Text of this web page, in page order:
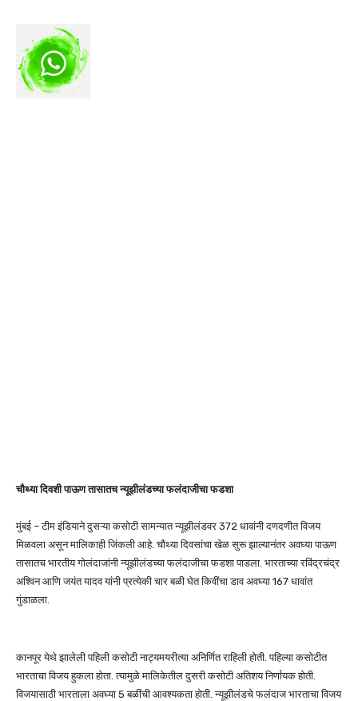
चौथ्या दिवशी पाऊण तासातच न्यूझीलंडच्या फलंदाजीचा फडशा
मुंबई – टीम इंडियाने दुसऱ्या कसोटी सामन्यात न्यूझीलंडवर 372 धावांनी दणदणीत विजय
मिळवला असून मालिकाही जिंकली आहे. चौथ्या दिवसांचा खेळ सुरू झाल्यानंतर अवघ्या पाऊण
तासातच भारतीय गोलंदाजांनी न्यूझीलंडच्या फलंदाजीचा फडशा पाडला. भारताच्या रविंद्रचंद्र
अश्विन आणि जयंत यादव यांनी प्रत्येकी चार बळी घेत किवींचा डाव अवघ्या 167 धावांत
गुंडाळला.
कानपूर येथे झालेली पहिली कसोटी नाट्यमयरीत्या अनिर्णित राहिली होती. पहिल्या कसोटीत
भारताचा विजय हुकला होता. त्यामुळे मालिकेतील दुसरी कसोटी अतिशय निर्णायक होती.
विजयासाठी भारताला अवघ्या 5 बळींची आवश्यकता होती. न्यूझीलंडचे फलंदाज भारताचा विजय